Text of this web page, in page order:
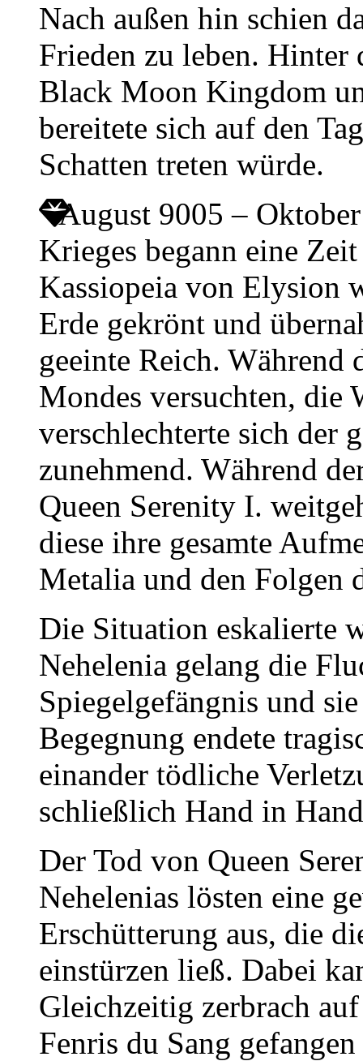
Nach außen hin schien
Frieden zu leben. Hinter
Black Moon Kingdom
bereitete sich auf den
Schatten treten würde.
August 9005 –
Krieges begann eine
Kassiopeia von Elysion
Erde gekrönt und
geeinte Reich. Während
Mondes versuchten, die
verschlechterte sich der
zunehmend. Während
Queen Serenity I.
diese ihre gesamte
Metalia und den Folgen
Die Situation eskalierte
Nehelenia gelang die
Spiegelgefängnis und
Begegnung endete
einander tödliche
schließlich Hand in
Der Tod von Queen
Nehelenias lösten eine
Erschütterung aus, die
einstürzen ließ. Dabei
Gleichzeitig zerbrach
Fenris du Sang